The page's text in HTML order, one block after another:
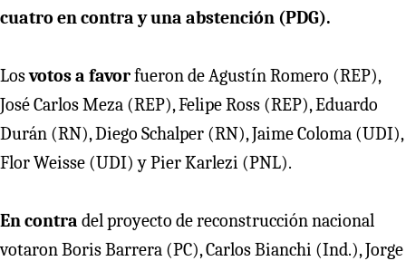
cuatro en contra y una abstención (PDG).
Losvotos a favorfueron de Agustín Romero (REP),
José Carlos Meza (REP), Felipe Ross (REP), Eduardo
Durán (RN), Diego Schalper (RN), Jaime Coloma (UDI),
Flor Weisse (UDI) y Pier Karlezi (PNL).
En contra del proyecto de reconstrucción nacional
votaron Boris Barrera (PC), Carlos Bianchi (Ind.), Jorge